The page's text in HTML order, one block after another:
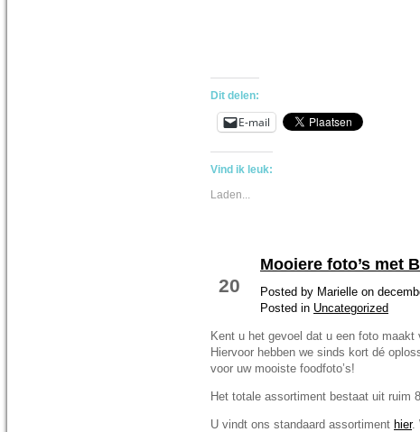
Dit delen:
E-mail
Vind ik leuk:
Laden...
20
Mooiere foto’s met
Posted by Marielle on
Posted in Uncategorized
Kent u het gevoel dat u een foto
Hiervoor hebben we sinds kort dé
voor uw mooiste foodfoto’s!
Het totale assortiment bestaat uit ruim
U vindt ons standaard assortiment hier.